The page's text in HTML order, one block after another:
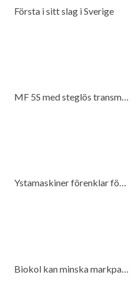
Första i sitt slag i Sverige
MF 5S med steglös transmission
Ystamaskiner förenklar för kunderna